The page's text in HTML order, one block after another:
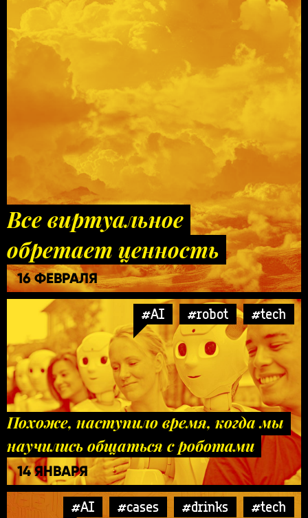
Все виртуальное
обретает ценность
16 ФЕВРАЛЯ
#AI #robot #tech
Похоже, наступило время, когда мы
научились общаться с роботами
14 ЯНВАРЯ
#AI #cases #drinks #tech